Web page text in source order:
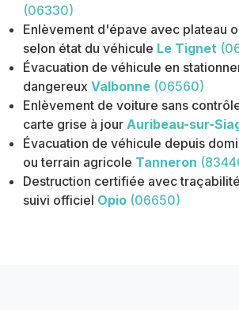
(06330)
Enlèvement d'épave avec plateau
selon état du véhicule Le Tignet
Évacuation de véhicule en
dangereux Valbonne (06560)
Enlèvement de voiture sans
carte grise à jour Auribeau-sur-
Évacuation de véhicule depuis
ou terrain agricole Tanneron
Destruction certifiée avec
suivi officiel Opio (06650)